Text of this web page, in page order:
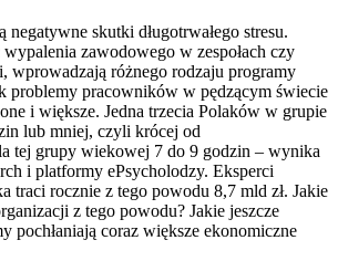
negatywne skutki długotrwałego stresu.
zawodowego w zespołach czy
wprowadzają różnego rodzaju programy
problemy pracowników w pędzącym świecie
i większe. Jedna trzecia Polaków w grupie
lub mniej, czyli krócej od
tej grupy wiekowej 7 do 9 godzin – wynika
i platformy ePsycholodzy. Eksperci
traci rocznie z tego powodu 8,7 mld zł. Jakie
z tego powodu? Jakie jeszcze
pochłaniają coraz większe ekonomiczne